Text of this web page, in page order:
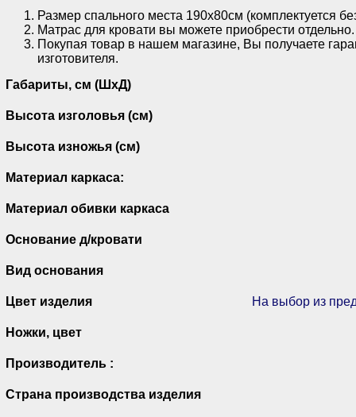
Размер спального места 190х80см (комплектуется
Матрас для кровати вы можете приобрести отдельно.
Покупая товар в нашем магазине, Вы получаете
изготовителя.
Габариты, см (ШхД)
Высота изголовья (см)
Высота изножья (см)
Материал каркаса:
Материал обивки каркаса
Основание д/кровати
Вид основания
Цвет изделия На выбор из
Ножки, цвет
Производитель :
Страна производства изделия